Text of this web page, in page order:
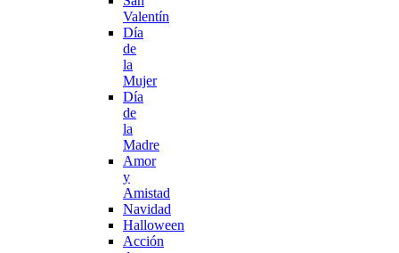
Valentín
Día
de
la
Mujer
Día
de
la
Madre
Amor
y
Amistad
Navidad
Halloween
Acción